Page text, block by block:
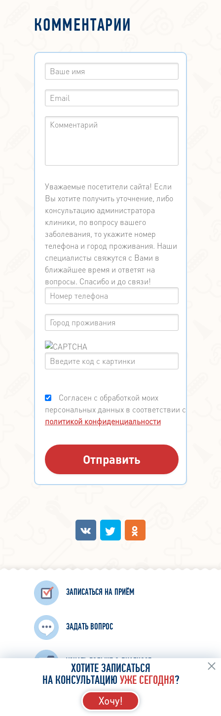
КОММЕНТАРИИ
Уважаемые посетители сайта! Если
Вы хотите получить уточнение, либо
консультацию администратора
клиники, по вопросу вашего
заболевания, то укажите номер
телефона и город проживания. Наши
специалисты свяжутся с Вами в
ближайшее время и ответят на
вопросы. Спасибо и до связи!
Согласен с обработкой моих
персональных данных в соответствии с
политикой конфиденциальности
ЗАПИСАТЬСЯ НА ПРИЁМ
ЗАДАТЬ ВОПРОС
УЗНАТЬ БОЛЬШЕ О ДИАГНОЗЕ
+7 (495) 642-45-25
ХОТИТЕ ЗАПИСАТЬСЯ
НА КОНСУЛЬТАЦИЮ УЖЕ СЕГОДНЯ?
Хочу!